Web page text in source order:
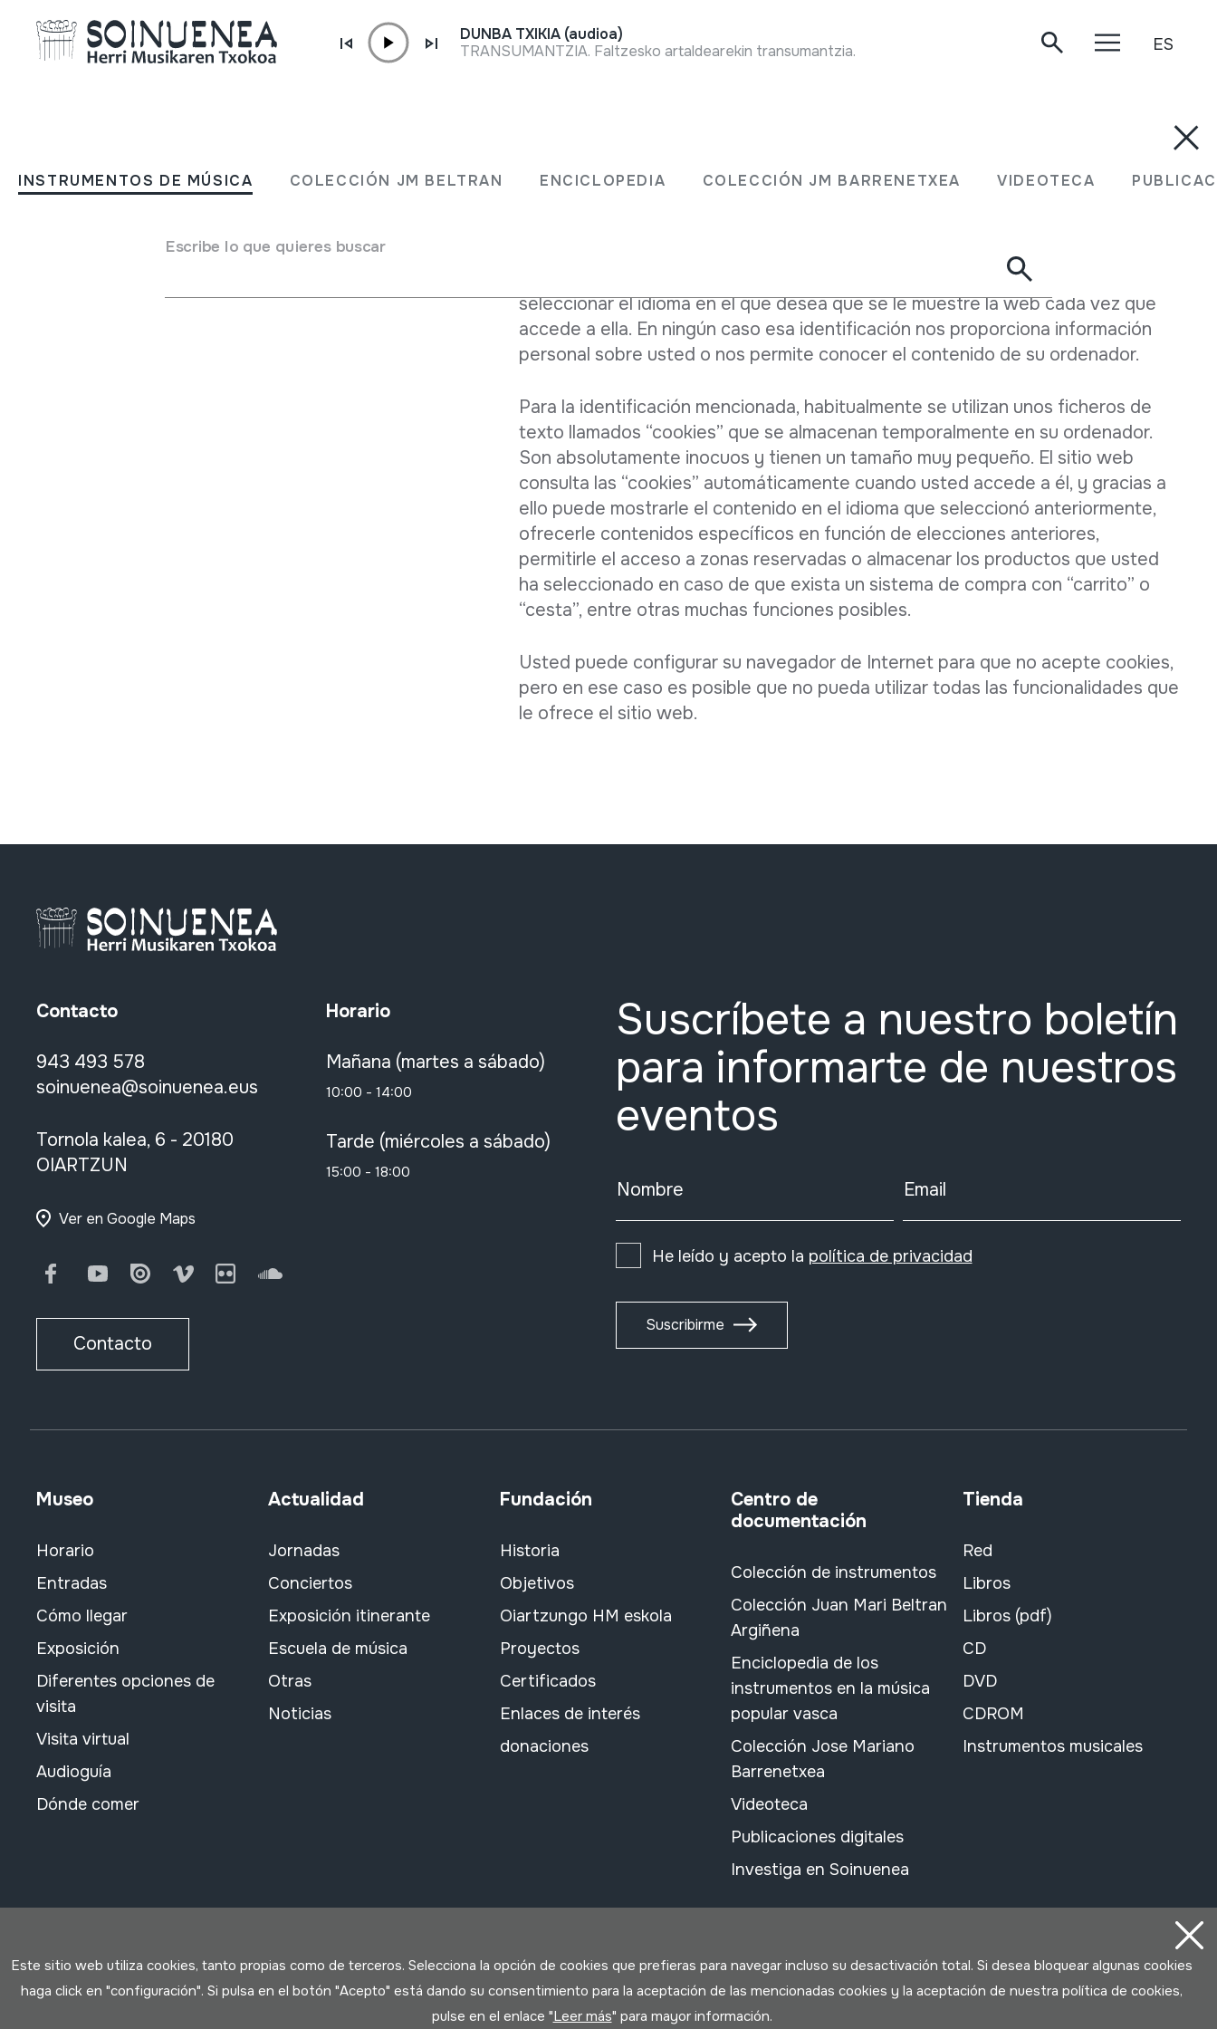
INSTRUMENTOS DE MÚSICA COLECCIÓN JM BELTRAN ENCICLOPEDIA COLECCIÓN JM BARRENETXEA VIDEOTECA
Escribe lo que quieres buscar
DUNBA TXIKIA (audioa)
ES
Política de cookies
ejemplo, para poder contabilizar las visitas que recibe el sitio, para saber qué
tipo de navegador utiliza cada usuario o para evitar que el usuario tenga que
seleccionar el idioma en el que desea que se le muestre la web cada vez que
accede a ella. En ningún caso esa identificación nos proporciona información
personal sobre usted o nos permite conocer el contenido de su ordenador.
Para la identificación mencionada, habitualmente se utilizan unos ficheros de
texto llamados “cookies” que se almacenan temporalmente en su ordenador.
Son absolutamente inocuos y tienen un tamaño muy pequeño. El sitio web
consulta las “cookies” automáticamente cuando usted accede a él, y gracias a
ello puede mostrarle el contenido en el idioma que seleccionó anteriormente,
ofrecerle contenidos específicos en función de elecciones anteriores,
permitirle el acceso a zonas reservadas o almacenar los productos que usted
ha seleccionado en caso de que exista un sistema de compra con “carrito” o
“cesta”, entre otras muchas funciones posibles.
Usted puede configurar su navegador de Internet para que no acepte cookies,
pero en ese caso es posible que no pueda utilizar todas las funcionalidades que
le ofrece el sitio web.
Contacto
943 493 578
soinuenea@soinuenea.eus
Tornola kalea, 6 - 20180
OIARTZUN
Ver en Google Maps
FacebookYoutubeIssuu Vimeo FlickrSoundCloud
Contacto
Horario
Mañana (martes a sábado)
10:00 - 14:00
Tarde (miércoles a sábado)
15:00 - 18:00
Suscríbete a nuestro boletín
para informarte de nuestros
eventos
Nombre Email
He leído y acepto la política de privacidad
Suscribirme
Museo
Horario
Entradas
Cómo llegar
Exposición
Diferentes opciones de
visita
Visita virtual
Audioguía
Dónde comer
Actualidad
Jornadas
Conciertos
Exposición itinerante
Escuela de música
Otras
Noticias
Fundación
Historia
Objetivos
Oiartzungo HM eskola
Proyectos
Certificados
Enlaces de interés
donaciones
Centro de
documentación
Colección de instrumentos
Colección Juan Mari Beltran
Argiñena
Enciclopedia de los
instrumentos en la música
popular vasca
Colección Jose Mariano
Barrenetxea
Videoteca
Publicaciones digitales
Investiga en Soinuenea
Tienda
Red
Libros
Libros (pdf)
CD
DVD
CDROM
Instrumentos musicales
Este sitio web utiliza cookies, tanto propias como de terceros. Selecciona la opción de cookies que prefieras para navegar incluso su desactivación total. Si desea bloquear algunas cookies
haga click en "configuración". Si pulsa en el botón "Acepto" está dando su consentimiento para la aceptación de las mencionadas cookies y la aceptación de nuestra política de cookies,
pulse en el enlace "Leer más" para mayor información.